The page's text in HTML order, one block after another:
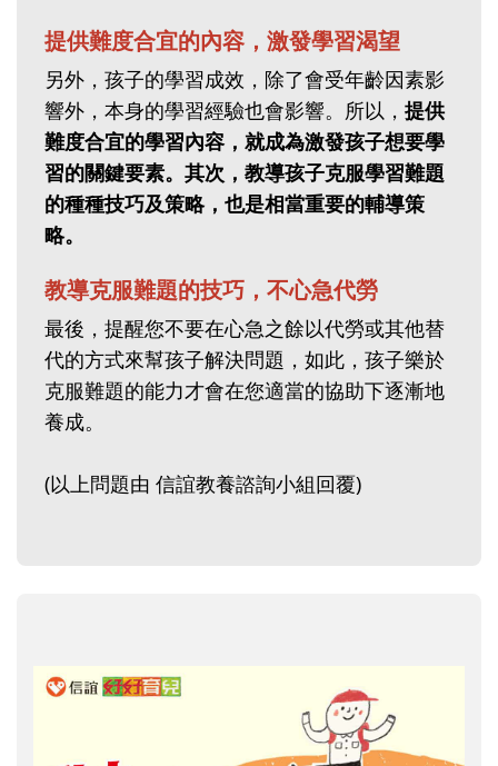
提供難度合宜的內容，激發學習渴望
另外，孩子的學習成效，除了會受年齡因素影
響外，本身的學習經驗也會影響。所以， 提供
難度合宜的學習內容，就成為激發孩子想要學
習的關鍵要素。其次，教導孩子克服學習難題
的種種技巧及策略，也是相當重要的輔導策
略。
教導克服難題的技巧，不心急代勞
最後，提醒您不要在心急之餘以代勞或其他替
代的方式來幫孩子解決問題，如此，孩子樂於
克服難題的能力才會在您適當的協助下逐漸地
養成。
(以上問題由 信誼教養諮詢小組回覆)